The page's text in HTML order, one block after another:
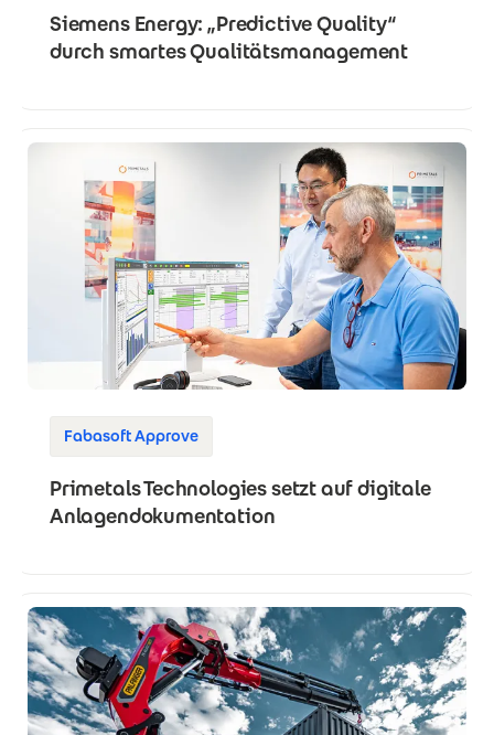
Siemens Energy: „Predictive Quality“
durch smartes Qualitäts­management
Fabasoft Approve
Primetals Technologies setzt auf digitale
Anlagendokumentation